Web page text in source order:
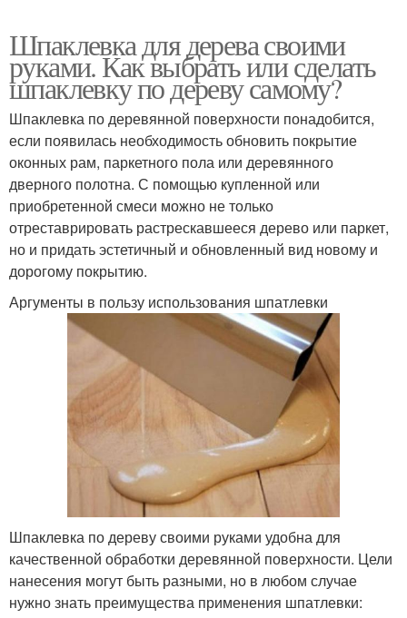
Шпаклевка для дерева своими
руками. Как выбрать или сделать
шпаклевку по дереву самому?
Шпаклевка по деревянной поверхности понадобится,
если появилась необходимость обновить покрытие
оконных рам, паркетного пола или деревянного
дверного полотна. С помощью купленной или
приобретенной смеси можно не только
отреставрировать растрескавшееся дерево или паркет,
но и придать эстетичный и обновленный вид новому и
дорогому покрытию.
Аргументы в пользу использования шпатлевки
Шпаклевка по дереву своими руками удобна для
качественной обработки деревянной поверхности. Цели
нанесения могут быть разными, но в любом случае
нужно знать преимущества применения шпатлевки: